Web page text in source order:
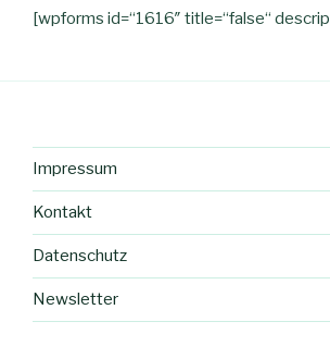
[wpforms id=“1616″ title=“false“
Impressum
Kontakt
Datenschutz
Newsletter